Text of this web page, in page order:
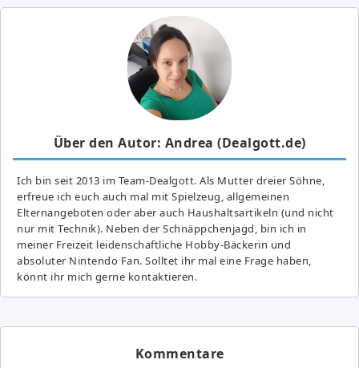
Über den Autor: Andrea (Dealgott.de)
Ich bin seit 2013 im Team-Dealgott. Als Mutter dreier Söhne,
erfreue ich euch auch mal mit Spielzeug, allgemeinen
Elternangeboten oder aber auch Haushaltsartikeln (und nicht
nur mit Technik). Neben der Schnäppchenjagd, bin ich in
meiner Freizeit leidenschaftliche Hobby-Bäckerin und
absoluter Nintendo Fan. Solltet ihr mal eine Frage haben,
könnt ihr mich gerne kontaktieren.
Kommentare